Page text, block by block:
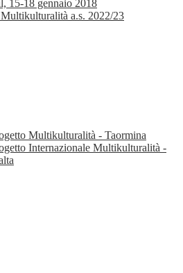
15-18 gennaio 2018
a.s. 2022/23
Multikulturalità - Taormina
Internazionale Multikulturalità -